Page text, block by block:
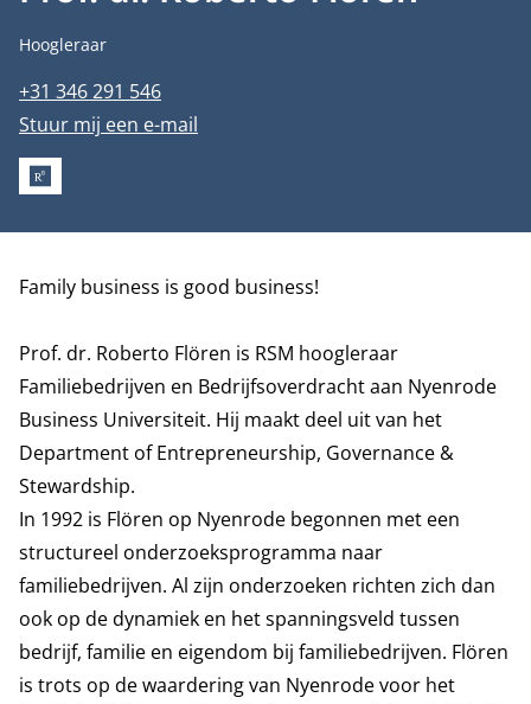
Functietitel
Hoogleraar
Telefoonnummer
+31 346 291 546
E-mailadres
Stuur mij een e-mail
RESEARCHGATE
Biografie
Family business is good business!
Prof. dr. Roberto Flören is RSM hoogleraar
Familiebedrijven en Bedrijfsoverdracht aan Nyenrode
Business Universiteit. Hij maakt deel uit van het
Department of Entrepreneurship, Governance &
Stewardship.
In 1992 is Flören op Nyenrode begonnen met een
structureel onderzoeksprogramma naar
familiebedrijven. Al zijn onderzoeken richten zich dan
ook op de dynamiek en het spanningsveld tussen
bedrijf, familie en eigendom bij familiebedrijven. Flören
is trots op de waardering van Nyenrode voor het